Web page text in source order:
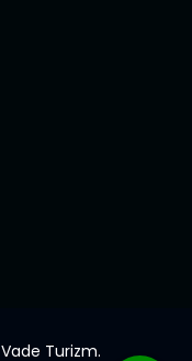
Vade Turizm.